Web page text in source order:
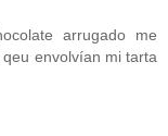
arrugado me
envolvían mi tarta